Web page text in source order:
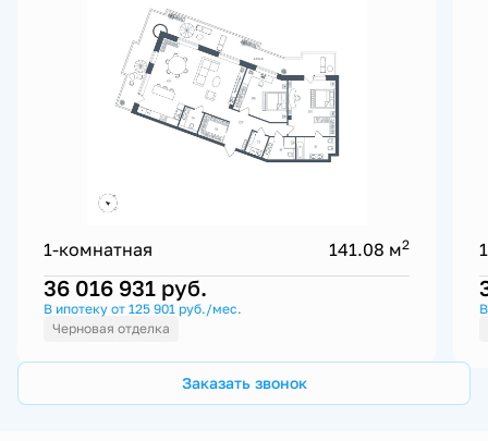
1-комнатная 141.08 м2
36 016 931 руб.
В ипотеку от 125 901 руб./мес.
Черновая отделка
Заказать звонок